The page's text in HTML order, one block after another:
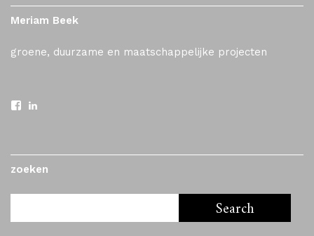
Meriam Beek
groene, duurzame en maatschappelijke projecten
zoeken